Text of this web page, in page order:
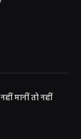
मानीं तो नहीं